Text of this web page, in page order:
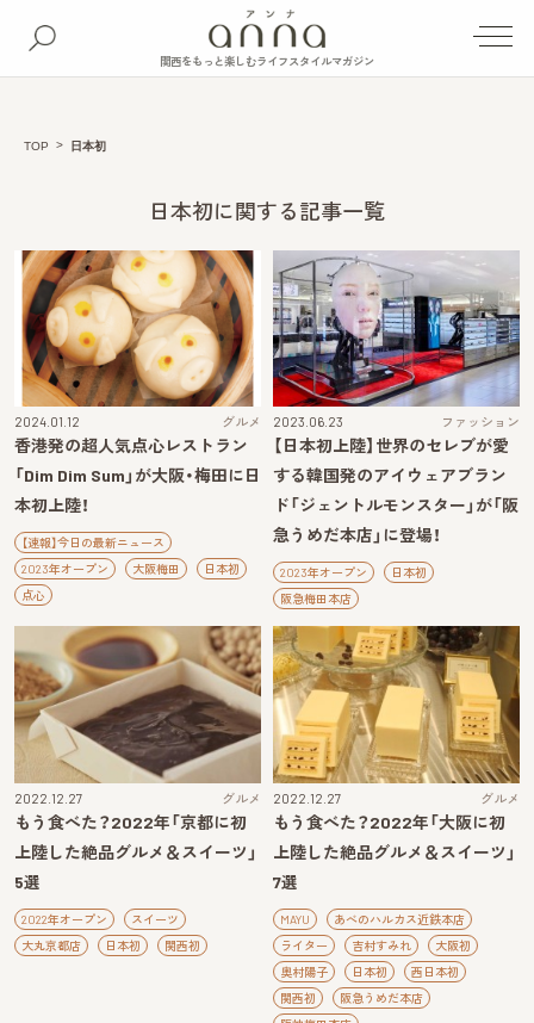
関西をもっと楽しむライフスタイルマガジン
TOP 日本初
日本初に関する記事一覧
2024.01.12 グルメ
香港発の超人気点心レストラン
「Dim Dim Sum」が大阪・梅田に日
本初上陸！
【速報】今日の最新ニュース
2023年オープン
大阪梅田
日本初
点心
2023.06.23 ファッション
【日本初上陸】世界のセレブが愛
する韓国発のアイウェアブラン
ド「ジェントルモンスター」が「阪
急うめだ本店」に登場！
2023年オープン
日本初
阪急梅田本店
2022.12.27 グルメ
もう食べた？2022年「京都に初
上陸した絶品グルメ＆スイーツ」
5選
2022年オープン
スイーツ
大丸京都店
日本初 関西初
2022.12.27 グルメ
もう食べた？2022年「大阪に初
上陸した絶品グルメ＆スイーツ」
7選
MAYU
あべのハルカス近鉄本店
ライター
吉村すみれ
大阪初
奥村陽子
日本初
西日本初
関西初
阪急うめだ本店